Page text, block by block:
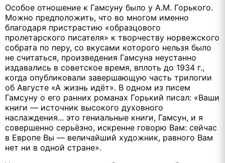
Особое отношение к Гамсуну было у А.М. Горького.
Можно предположить, что во многом именно
благодаря пристрастию «образцового
пролетарского писателя» к творчеству норвежского
собрата по перу, со вкусами которого нельзя было
не считаться, произведения Гамсуна неустанно
издавались в советское время, вплоть до 1934 г.,
когда опубликовали завершающую часть трилогии
об Августе «А жизнь идёт». В одном из писем
Гамсуну о его ранних романах Горький писал: «Ваши
книги — источник высокого духовного
наслаждения... это гениальные книги, Гамсун, и я
совершенно серьёзно, искренне говорю Вам: сейчас
в Европе Вы — величайший художник, равного Вам
нет ни в одной стране».